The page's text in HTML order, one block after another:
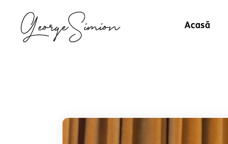
Acasă